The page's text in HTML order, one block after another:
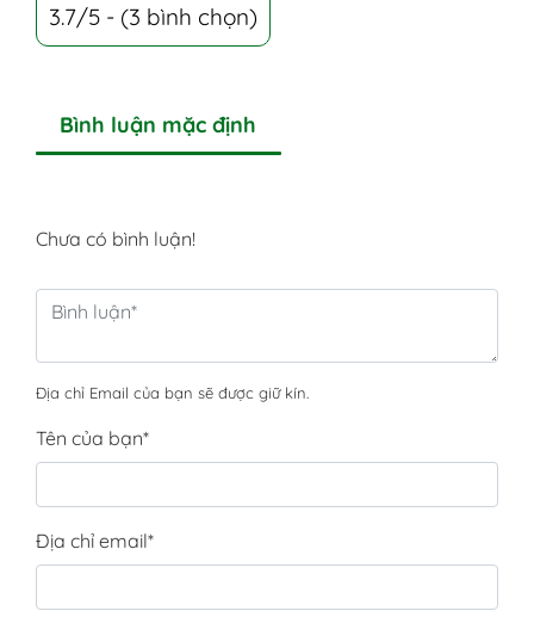
3.7/5 - (3 bình chọn)
Bình luận mặc định
Chưa có bình luận!
Địa chỉ Email của bạn sẽ được giữ kín.
Tên của bạn*
Địa chỉ email*